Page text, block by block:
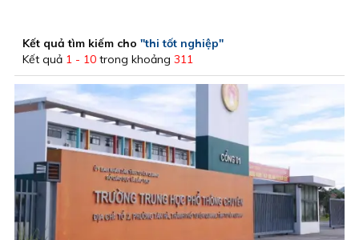
Kết quả tìm kiếm cho "thi tốt nghiệp"
Kết quả 1 - 10 trong khoảng 311